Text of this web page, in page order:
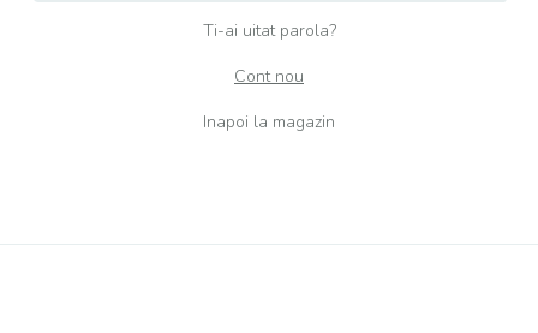
Ti-ai uitat parola?
Cont nou
Inapoi la magazin